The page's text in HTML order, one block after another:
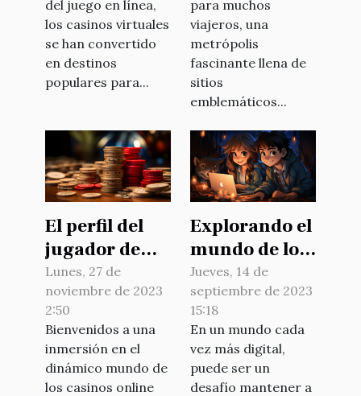
estrategias
del juego en línea,
los casinos virtuales
se han convertido
en destinos
populares para...
para muchos
viajeros, una
metrópolis
fascinante llena de
sitios
emblemáticos...
El perfil del
jugador de
casino online
en Chile:
Estadísticas y
tendencias
Lunes, 27 de
noviembre de 2023
2:50
Bienvenidos a una
inmersión en el
dinámico mundo de
los casinos online
Explorando el
mundo de los
juegos
infantiles en
línea:
beneficios y
precauciones
Jueves, 14 de
septiembre de 2023
15:18
En un mundo cada
vez más digital,
puede ser un
desafío mantener a